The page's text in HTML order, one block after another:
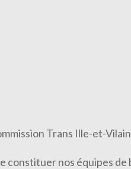
Trans Ille-et-
constituer nos équipes